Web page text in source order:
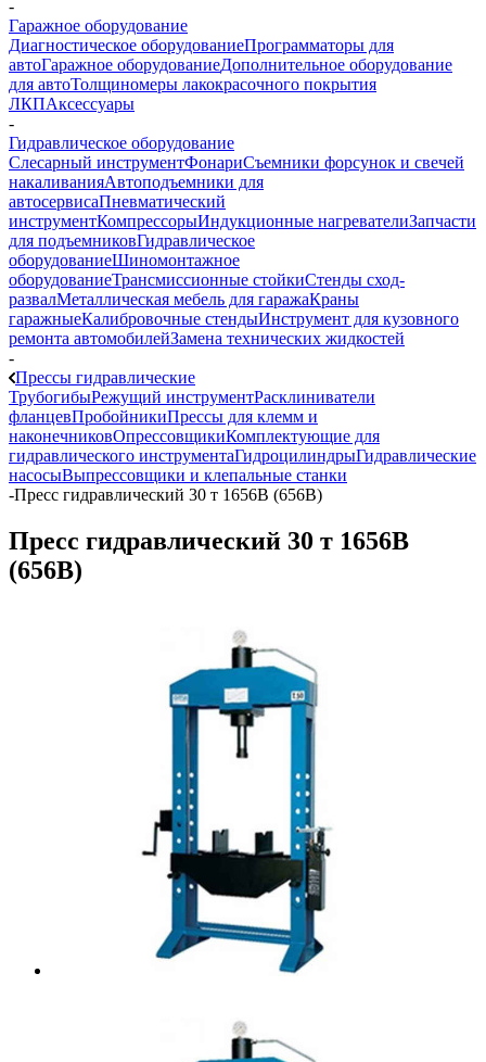
-
Гаражное оборудование
Диагностическое оборудованиеПрограмматоры для
автоГаражное оборудованиеДополнительное оборудование
для автоТолщиномеры лакокрасочного покрытия
ЛКПАксессуары
-
Гидравлическое оборудование
Слесарный инструментФонариСъемники форсунок и свечей
накаливанияАвтоподъемники для
автосервисаПневматический
инструментКомпрессорыИндукционные нагревателиЗапчасти
для подъемниковГидравлическое
оборудованиеШиномонтажное
оборудованиеТрансмиссионные стойкиСтенды сход-
развалМеталлическая мебель для гаражаКраны
гаражныеКалибровочные стендыИнструмент для кузовного
ремонта автомобилейЗамена технических жидкостей
-
Прессы гидравлические
ТрубогибыРежущий инструментРасклиниватели
фланцевПробойникиПрессы для клемм и
наконечниковОпрессовщикиКомплектующие для
гидравлического инструментаГидроцилиндрыГидравлические
насосыВыпрессовщики и клепальные станки
-Пресс гидравлический 30 т 1656B (656B)
Пресс гидравлический 30 т 1656B
(656B)